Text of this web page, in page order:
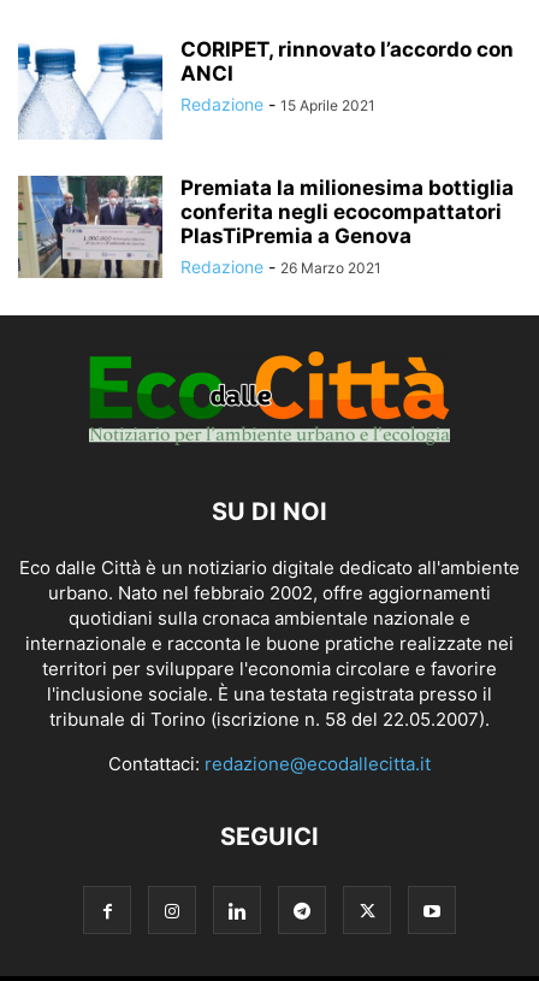
CORIPET, rinnovato l’accordo con
ANCI
Redazione - 15 Aprile 2021
Premiata la milionesima bottiglia
conferita negli ecocompattatori
PlasTiPremia a Genova
Redazione - 26 Marzo 2021
SU DI NOI
Eco dalle Città è un notiziario digitale dedicato all'ambiente
urbano. Nato nel febbraio 2002, offre aggiornamenti
quotidiani sulla cronaca ambientale nazionale e
internazionale e racconta le buone pratiche realizzate nei
territori per sviluppare l'economia circolare e favorire
l'inclusione sociale. È una testata registrata presso il
tribunale di Torino (iscrizione n. 58 del 22.05.2007).
Contattaci: redazione@ecodallecitta.it
SEGUICI